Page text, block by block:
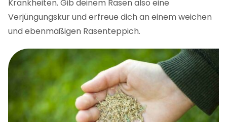
Krankheiten. Gib deinem Rasen also eine
Verjüngungskur und erfreue dich an einem weichen
und ebenmäßigen Rasenteppich.